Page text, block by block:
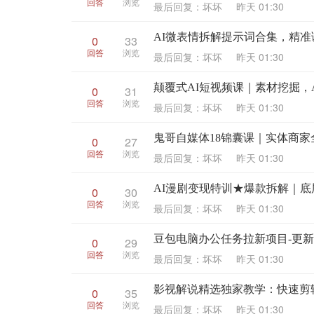
最后回复：坏坏 昨天 01:30
0
回答
33
浏览
AI微表情拆解提示词合集，精
最后回复：坏坏 昨天 01:30
0
回答
31
浏览
颠覆式AI短视频课｜素材挖掘
最后回复：坏坏 昨天 01:30
0
回答
27
浏览
鬼哥自媒体18锦囊课｜实体商
最后回复：坏坏 昨天 01:30
0
回答
30
浏览
AI漫剧变现特训★爆款拆解｜底
最后回复：坏坏 昨天 01:30
0
回答
29
浏览
豆包电脑办公任务拉新项目-更
最后回复：坏坏 昨天 01:30
0
回答
35
浏览
影视解说精选独家教学：快速
最后回复：坏坏 昨天 01:30